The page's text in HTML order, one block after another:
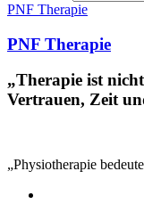
PNF Therapie
PNF Therapie
„Therapie ist
Vertrauen, Zeit
„Physiotherapie